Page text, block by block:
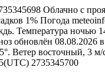
Облачно с
1% Погода
Температура ночью
обновлён 08.08.2026
Ветер восточный, 3
2735345700